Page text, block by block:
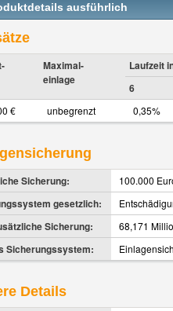
ausführlich
Maximal-
einlage
Laufzeit
6
€ unbegrenzt 0,35%
Sicherung: 100.000
gesetzlich:
Sicherung: 68,171
Sicherungssystem:
Details